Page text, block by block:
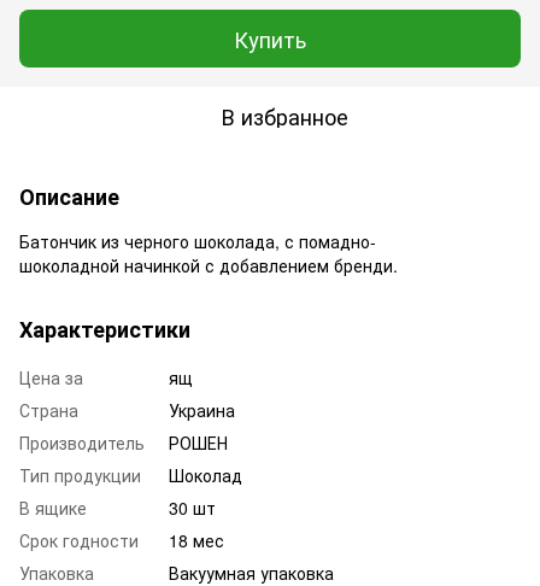
Купить
В избранное
Описание
Батончик из черного шоколада, с помадно-
шоколадной начинкой с добавлением бренди.
Характеристики
Цена за
ящ
Страна
Украина
Производитель
РОШЕН
Тип продукции
Шоколад
В ящике
30 шт
Срок годности
18 мес
Упаковка
Вакуумная упаковка